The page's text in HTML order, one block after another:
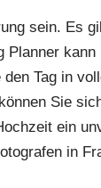
sein. Es
Tag in
Sie
ein
in